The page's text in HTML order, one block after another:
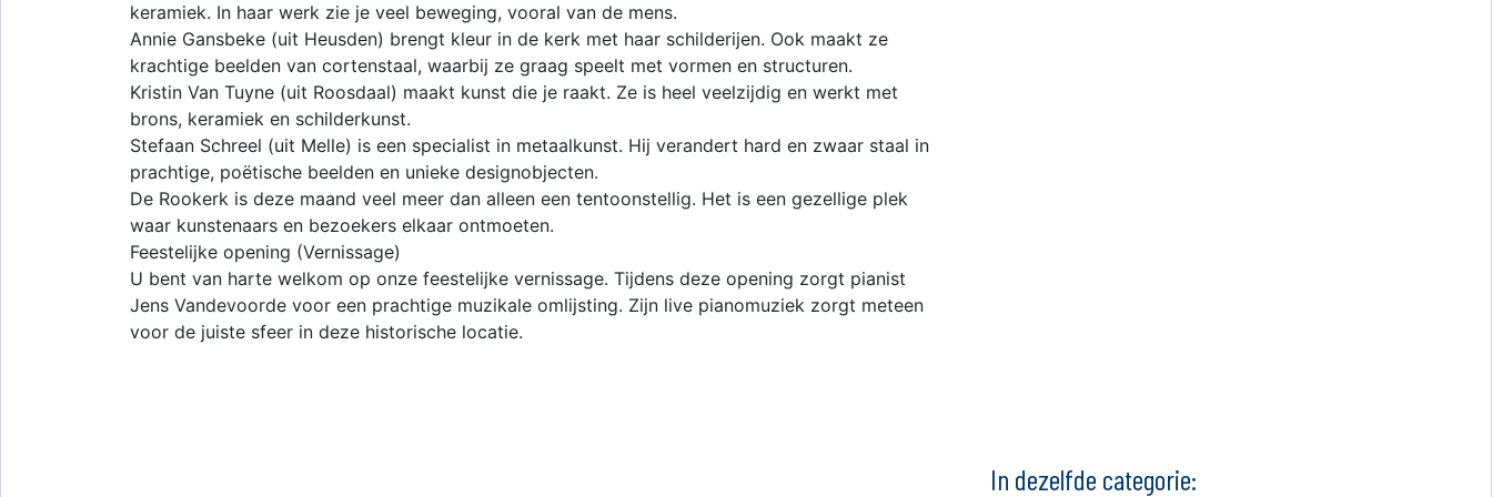
keramiek. In haar werk zie je veel beweging, vooral van de mens.
Annie Gansbeke (uit Heusden) brengt kleur in de kerk met haar schilderijen. Ook maakt ze
krachtige beelden van cortenstaal, waarbij ze graag speelt met vormen en structuren.
Kristin Van Tuyne (uit Roosdaal) maakt kunst die je raakt. Ze is heel veelzijdig en werkt met
brons, keramiek en schilderkunst.
Stefaan Schreel (uit Melle) is een specialist in metaalkunst. Hij verandert hard en zwaar staal in
prachtige, poëtische beelden en unieke designobjecten.
De Rookerk is deze maand veel meer dan alleen een tentoonstellig. Het is een gezellige plek
waar kunstenaars en bezoekers elkaar ontmoeten.
Feestelijke opening (Vernissage)
U bent van harte welkom op onze feestelijke vernissage. Tijdens deze opening zorgt pianist
Jens Vandevoorde voor een prachtige muzikale omlijsting. Zijn live pianomuziek zorgt meteen
voor de juiste sfeer in deze historische locatie.
In dezelfde categorie: